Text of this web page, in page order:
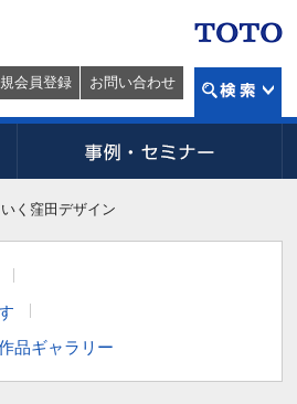
会員登録 お問い合わせ
く窪田デザイン
品ギャラリー